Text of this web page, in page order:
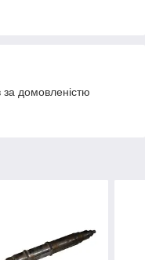
домовленістю